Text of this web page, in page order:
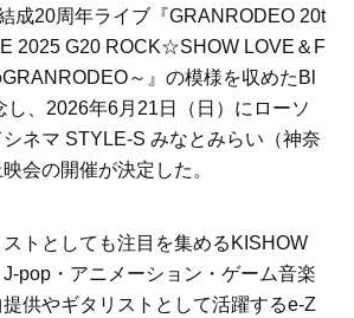
成20周年ライブ『GRANRODEO 20t
2025 G20 ROCK☆SHOW LOVE＆F
～』の模様を収めたBl
し、2026年6月21日（日）にローソ
ネマ STYLE-S みなとみらい（神奈
会の開催が決定した。
トとしても注目を集めるKISHOW
J-pop・アニメーション・ゲーム音楽
供やギタリストとして活躍するe-Z